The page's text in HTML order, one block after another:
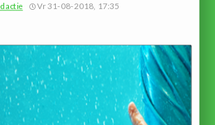
Vr 31-08-2018, 17:35